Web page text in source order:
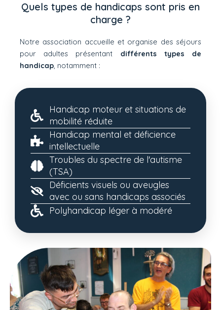
Quels types de handicaps sont pris en
charge ?
Notre association accueille et organise des séjours
pour adultes présentant différents types de
handicap, notamment :
Handicap moteur et situations de
mobilité réduite
Handicap mental et déficience
intellectuelle
Troubles du spectre de l'autisme
(TSA)
Déficients visuels ou aveugles
avec ou sans handicaps associés
Polyhandicap léger à modéré